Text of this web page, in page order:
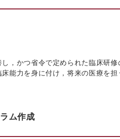
，かつ省令で定められた臨床研修
能力を身に付け，将来の医療を担
ム作成